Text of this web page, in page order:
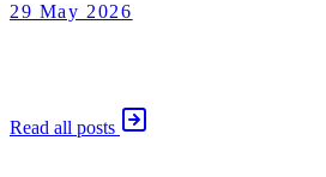
29 May 2026
Read all posts